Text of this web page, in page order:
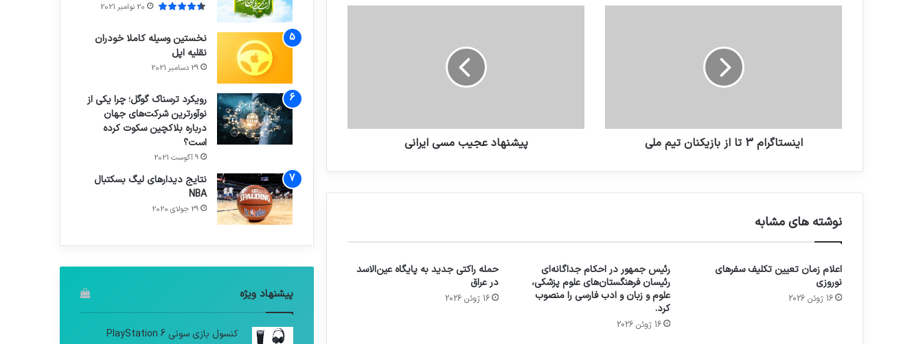
ورزشکاران درآن فقط می‌خوابند!
اینستاگرام 3 تا از بازیکنان تیم ملی پیشنهاد عجیب مسی ایرانی
نوشته های مشابه
اعلام زمان تعیین تکلیف سفرهای
نوروزی
16 ژوئن 2026
رئیس جمهور در احکام جداگانه‌ای
رئیسان فرهنگستان‌های علوم پزشکی،
علوم و زبان و ادب فارسی را منصوب
کرد.
16 ژوئن 2026
حمله راکتی جدید به پایگاه عین‌الاسد
در عراق
16 ژوئن 2026
20 نوامبر 2021
نخستین وسیله کاملا خودران
نقلیه اپل
29 دسامبر 2021
رویکرد ترسناک گوگل؛ چرا یکی از
نوآورترین شرکت‌های جهان
درباره بلاکچین سکوت کرده
است؟
9 آگوست 2021
نتایج دیدار‌های لیگ بسکتبال
NBA
29 جولای 2020
پیشنهاد ویژه
کنسول بازی سونی PlayStation 6